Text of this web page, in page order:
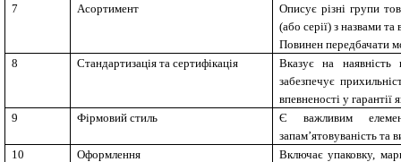
7
Асортимент
Описує різні групи
(або серії) з назвами
Повинен передбачати
8
Стандартизація та сертифікація
Вказує на наявність
забезпечує
впевненості у гарантії
9
Фірмовий стиль
Є важливим
запам’ятовуваність та
10
Оформлення
Включає упаковку,